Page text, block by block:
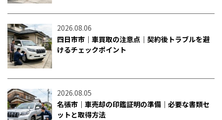
2026.08.06
四日市市｜車買取の注意点｜契約後トラブルを避
けるチェックポイント
2026.08.05
名張市｜車売却の印鑑証明の準備｜必要な書類セ
ットと取得方法